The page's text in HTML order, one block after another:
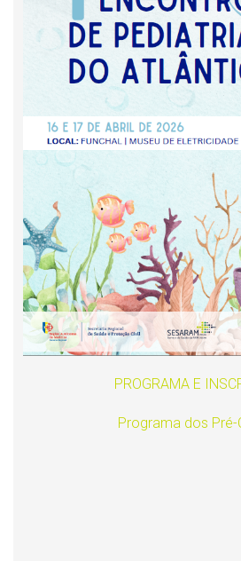
PROGRAMA E
Programa dos Pré-